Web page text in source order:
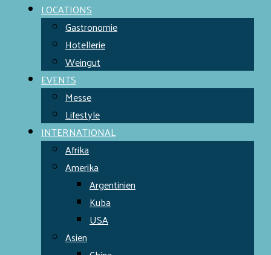
LOCATIONS
Gastronomie
Hotellerie
Weingut
EVENTS
Messe
Lifestyle
INTERNATIONAL
Afrika
Amerika
Argentinien
Kuba
USA
Asien